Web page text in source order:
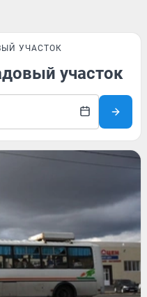
УЧАСТОК
участок